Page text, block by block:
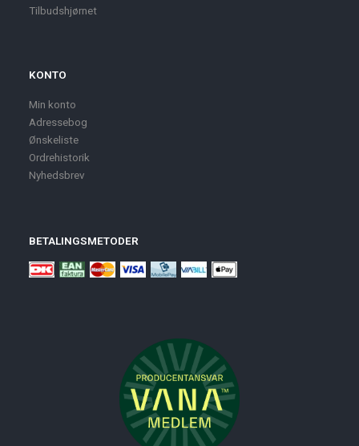
Tilbudshjørnet
KONTO
Min konto
Adressebog
Ønskeliste
Ordrehistorik
Nyhedsbrev
BETALINGSMETODER